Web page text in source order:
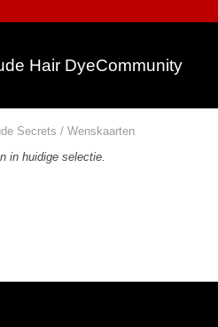
Hair DyeCommunity
Secrets / Wenskaarten
in huidige selectie.